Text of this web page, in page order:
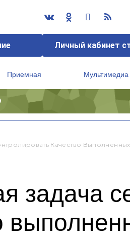
Личный кабинет
Приемная Мультимедиа
Качество
задача